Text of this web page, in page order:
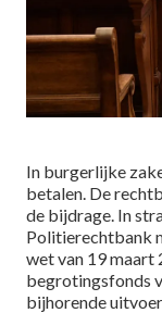
In burgerlijke
betalen. De
de bijdrage. In
Politierechtbank
wet van 19 maart
begrotingsfonds
bijhorende